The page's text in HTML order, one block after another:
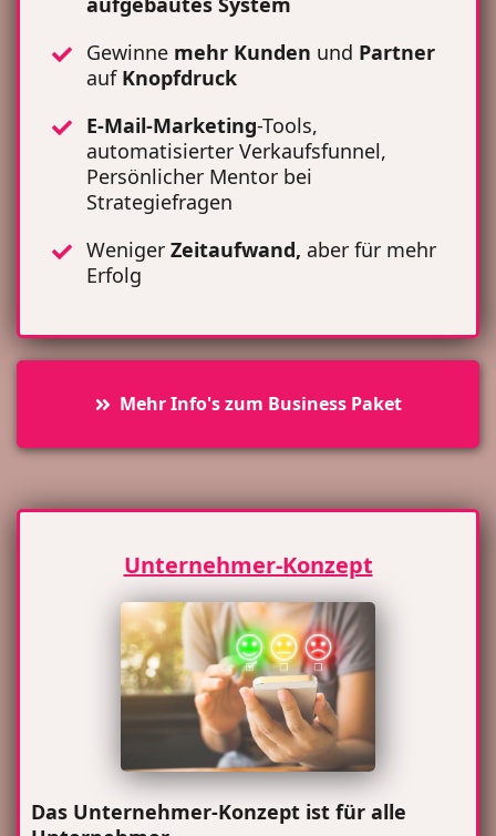
Gewinne mehr Kunden und Partner
auf Knopfdruck
E-Mail-Marketing-Tools,
automatisierter Verkaufsfunnel,
Persönlicher Mentor bei
Strategiefragen
Weniger Zeitaufwand, aber für mehr
Erfolg
Mehr Info's zum Business Paket
Unternehmer-Konzept
Das Unternehmer-Konzept ist für alle